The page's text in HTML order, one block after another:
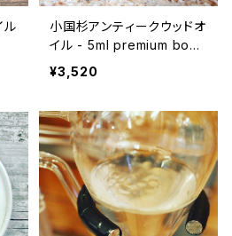
ル
小国杉アンティークウッドオ
イル - 5ml premium box
【限定品】
¥3,520